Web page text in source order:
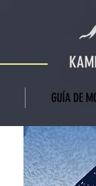
GUÍA DE